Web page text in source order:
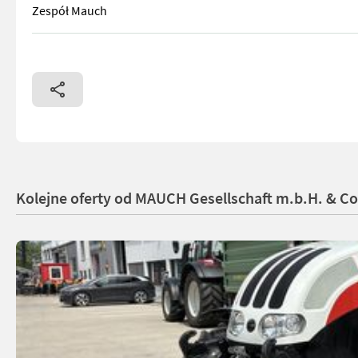
Zespół Mauch
Wyposażenie: - Koło tylne - Górna rura ramy - Hak
Kolejne oferty od MAUCH Gesellschaft m.b.H. &